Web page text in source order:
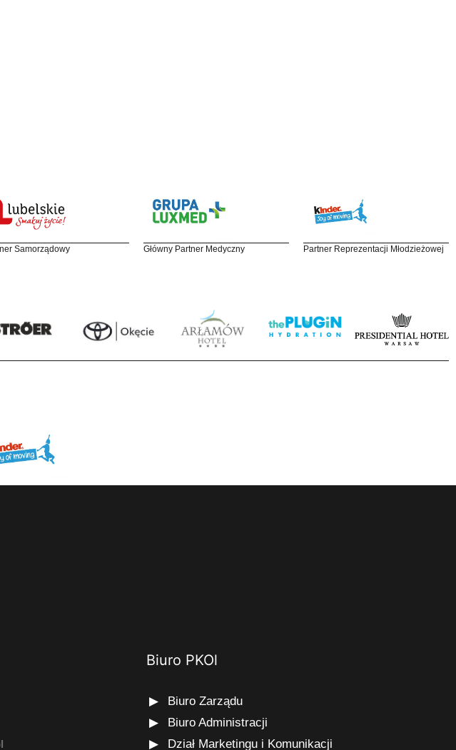
Samorządowy Główny Partner Medyczny Partner Reprezentacji Młodzieżowej
Biuro PKOl
Biuro Zarządu
Biuro Administracji
Dział Marketingu i Komunikacji